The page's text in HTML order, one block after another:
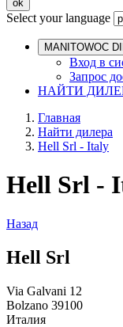
Select your language
MANITOWOC
Вход в
Запрос
НАЙТИ
Главная
Найти дилера
Hell Srl - Italy
Hell Srl -
Назад
Hell Srl
Via Galvani 12
Bolzano 39100
Италия